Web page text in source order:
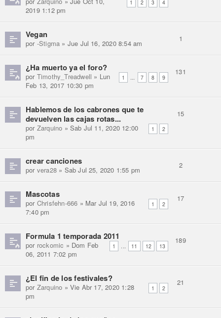
1 2 3 4
2019 1:12 pm
Vegan
por -Stigma » Jue Jul 16, 2020 8:54 am
1
¿Ha muerto ya el foro?
1 ... 7 8 9
por Timothy_Treadwell » Lun
Feb 13, 2017 10:30 pm
131
Hablemos de los cabrones que te
devuelven las cajas rotas...
1 2
por Zarquino » Sab Jul 11, 2020 12:00
pm
15
crear canciones
por vera28» Sab Jul 25, 2020 1:55 pm
2
Mascotas
1 2
por Chrisfehn-666 » Mar Jul 19, 2016
7:40 pm
17
Formula 1 temporada 2011
1 ... 11 12 13
por rockomic » Dom Feb
06, 2011 7:02 pm
189
¿El fin de los festivales?
1 2
por Zarquino » Vie Abr 17, 2020 1:28
pm
21